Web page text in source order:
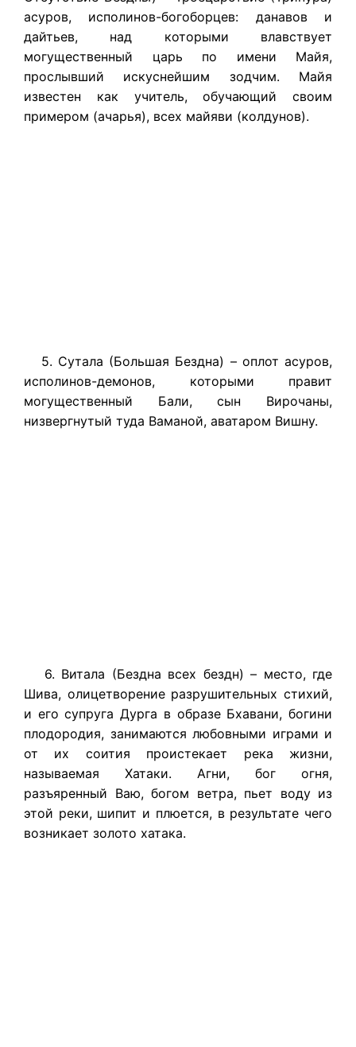
асуров, исполинов-богоборцев: данавов и
дайтьев, над которыми влавствует
могущественный царь по имени Майя,
прослывший искуснейшим зодчим. Майя
известен как учитель, обучающий своим
примером (ачарья), всех майяви (колдунов).
5. Сутала (Большая Бездна) – оплот асуров,
исполинов-демонов, которыми правит
могущественный Бали, сын Вирочаны,
низвергнутый туда Ваманой, аватаром Вишну.
6. Витала (Бездна всех бездн) – место, где
Шива, олицетворение разрушительных стихий,
и его супруга Дурга в образе Бхавани, богини
плодородия, занимаются любовными играми и
от их соития проистекает река жизни,
называемая Хатаки. Агни, бог огня,
разъяренный Ваю, богом ветра, пьет воду из
этой реки, шипит и плюется, в результате чего
возникает золото хатака.